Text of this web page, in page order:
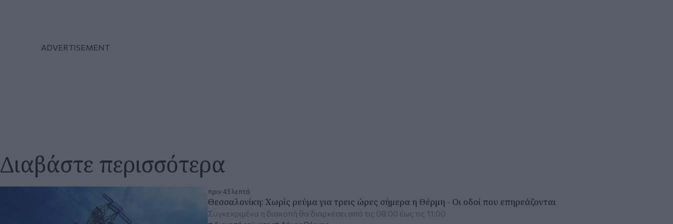
Διαβάστε περισσότερα
πριν 43 λεπτά
Θεσσαλονίκη: Χωρίς ρεύμα για τρεις ώρες σήμερα η Θέρμη - Οι οδοί που επηρεάζονται
Συγκεκριμένα η διακοπή θα διαρκέσει από τις 08:00 έως τις 11:00